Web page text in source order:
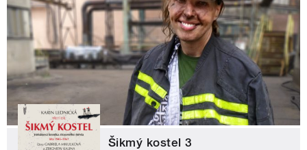
Šikmý kostel 3